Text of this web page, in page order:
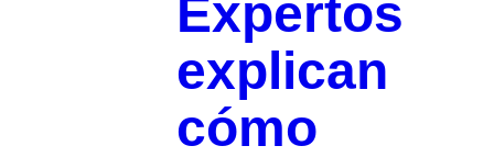
Expertos
explican
cómo